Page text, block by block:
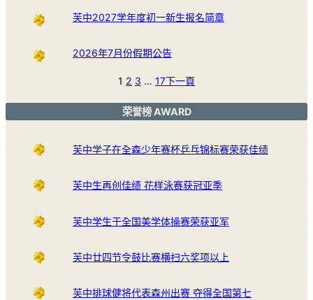
芙中2027学年度初一新生报名简章
2026年7月份假期公告
1 2 3 … 17下一頁
荣誉榜 AWARD
芙中学子在全森少年赛杯乒乓锦标赛荣获佳绩
芙中生再创佳绩 花样泳赛获冠亚季
芙中学生于全国美学体操赛荣获亚军
芙中廿四节令鼓比赛横扫六奖项以上
芙中排球健将代表森州出赛 夺得全国第七